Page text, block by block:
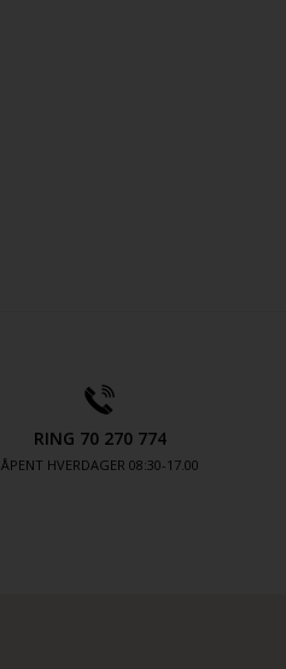
RING 70 270 774
ÅPENT HVERDAGER 08:30-17.00